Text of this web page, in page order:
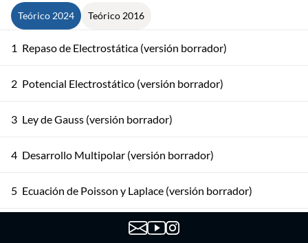
Teórico 2024 Teórico 2016
1 Repaso de Electrostática (versión borrador)
2 Potencial Electrostático (versión borrador)
3 Ley de Gauss (versión borrador)
4 Desarrollo Multipolar (versión borrador)
5 Ecuación de Poisson y Laplace (versión borrador)
Ecuación Laplace en Varias Coordenadas (versión